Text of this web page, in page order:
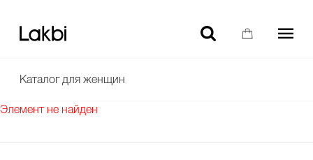
Каталог для женщин
Элемент не найден